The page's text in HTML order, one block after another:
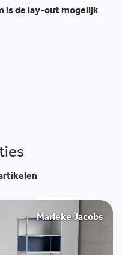
is de lay-out mogelijk
Marieke Jacobs